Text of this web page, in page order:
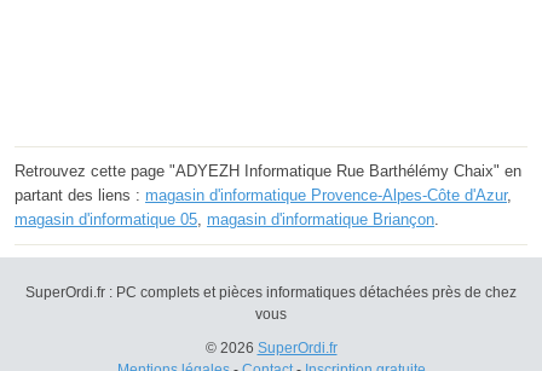
Retrouvez cette page "ADYEZH Informatique Rue Barthélémy Chaix" en
partant des liens : magasin d'informatique Provence-Alpes-Côte d'Azur,
magasin d'informatique 05, magasin d'informatique Briançon.
SuperOrdi.fr : PC complets et pièces informatiques détachées près de chez
vous
© 2026 SuperOrdi.fr